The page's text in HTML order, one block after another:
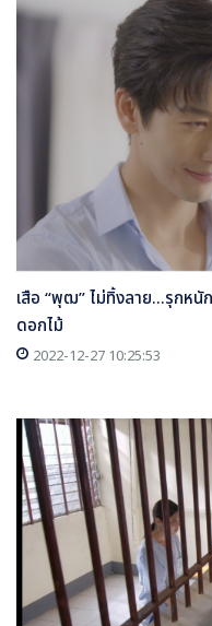
เสือ “พุฒ” ไม่ทิ้งลาย...รุกหนั
ดอกไม้
2022-12-27 10:25:53